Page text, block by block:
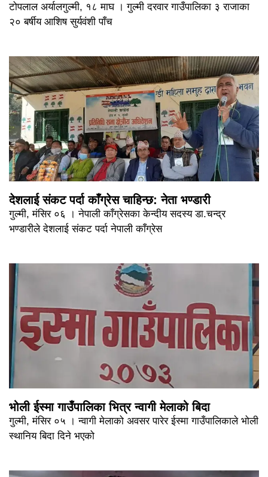
टोपलाल अर्यालगुल्मी, १८ माघ । गुल्मी दरवार गाउँपालिका ३ राजाका
२० बर्षीय आशिष सुर्यवंशी पाँच
देशलाई संकट पर्दा काँग्रेस चाहिन्छ: नेता भण्डारी
गुल्मी, मंसिर ०६ । नेपाली काँग्रेसका केन्दीय सदस्य डा.चन्द्र
भण्डारीले देशलाई संकट पर्दा नेपाली काँग्रेस
भोली ईस्मा गाउँपालिका भित्र न्वागी मेलाको बिदा
गुल्मी, मंसिर ०५ । न्वागी मेलाको अवसर पारेर ईस्मा गाउँपालिकाले भोली
स्थानिय बिदा दिने भएको